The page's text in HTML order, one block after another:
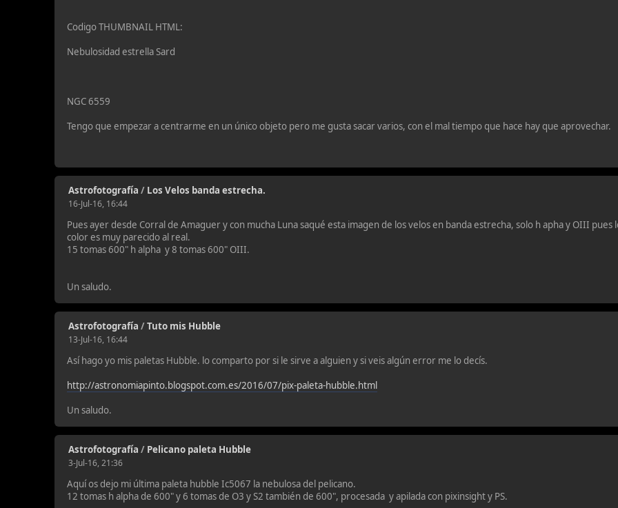
Codigo THUMBNAIL HTML:
Nebulosidad estrella Sard
NGC 6559
Tengo que empezar a centrarme en un único objeto pero me gusta sacar varios, con el mal tiempo que hace hay que aprovechar.
Astrofotografía / Los Velos banda estrecha.
16-Jul-16, 16:44
Pues ayer desde Corral de Amaguer y con mucha Luna saqué esta imagen de los velos en banda estrecha, solo h apha y OIII
color es muy parecido al real.
15 tomas 600" h alpha y 8 tomas 600" OIII.
Un saludo.
Astrofotografía /Tuto mis Hubble
13-Jul-16, 16:44
Así hago yo mis paletas Hubble. lo comparto por si le sirve a alguien y si veis algún error me lo decís.
http://astronomiapinto.blogspot.com.es/2016/07/pix-paleta-hubble.html
Un saludo.
Astrofotografía / Pelicano paleta Hubble
3-Jul-16, 21:36
Aquí os dejo mi última paleta hubble Ic5067 la nebulosa del pelicano.
12 tomas h alpha de 600" y 6 tomas de O3 y S2 también de 600", procesada y apilada con pixinsight y PS.